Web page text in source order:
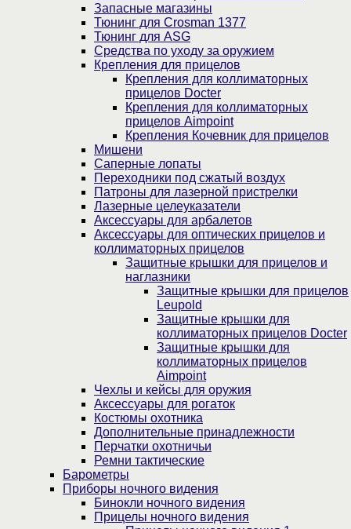
Запасные магазины
Тюнинг для Crosman 1377
Тюнинг для ASG
Средства по уходу за оружием
Крепления для прицелов
Крепления для коллиматорных
прицелов Docter
Крепления для коллиматорных
прицелов Aimpoint
Крепления Кочевник для прицелов
Мишени
Саперные лопаты
Переходники под сжатый воздух
Патроны для лазерной пристрелки
Лазерные целеуказатели
Аксессуары для арбалетов
Аксессуары для оптических прицелов и
коллиматорных прицелов
Защитные крышки для прицелов и
наглазники
Защитные крышки для прицелов
Leupold
Защитные крышки для
коллиматорных прицелов Docter
Защитные крышки для
коллиматорных прицелов
Aimpoint
Чехлы и кейсы для оружия
Аксессуары для рогаток
Костюмы охотника
Дополнительные принадлежности
Перчатки охотничьи
Ремни тактические
Барометры
Приборы ночного видения
Бинокли ночного видения
Прицелы ночного видения